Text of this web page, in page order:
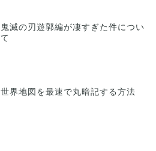
鬼滅の刃遊郭編が凄すぎた件につい
て
世界地図を最速で丸暗記する方法